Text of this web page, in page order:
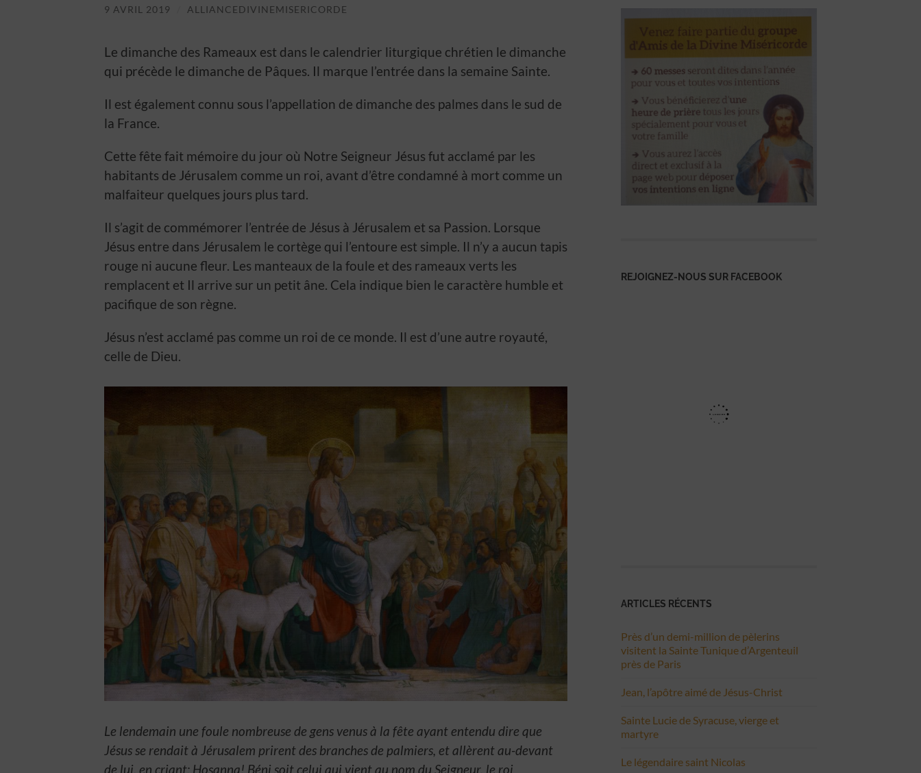
9 AVRIL 2019 ALLIANCEDIVINEMISERICORDE
Le dimanche des Rameaux est dans le calendrier liturgique chrétien le dimanche
qui précède le dimanche de Pâques. Il marque l’entrée dans la semaine Sainte.
Il est également connu sous l’appellation de dimanche des palmes dans le sud de
la France.
Cette fête fait mémoire du jour où Notre Seigneur Jésus fut acclamé par les
habitants de Jérusalem comme un roi, avant d’être condamné à mort comme un
malfaiteur quelques jours plus tard.
Il s’agit de commémorer l’entrée de Jésus à Jérusalem et sa Passion. Lorsque
Jésus entre dans Jérusalem le cortège qui l’entoure est simple. Il n’y a aucun tapis
rouge ni aucune fleur. Les manteaux de la foule et des rameaux verts les
remplacent et Il arrive sur un petit âne. Cela indique bien le caractère humble et
pacifique de son règne.
Jésus n’est acclamé pas comme un roi de ce monde. Il est d’une autre royauté,
celle de Dieu.
Le lendemain une foule nombreuse de gens venus à la fête ayant entendu dire que
Jésus se rendait à Jérusalem prirent des branches de palmiers, et allèrent au-devant
de lui, en criant: Hosanna! Béni soit celui qui vient au nom du Seigneur, le roi
REJOIGNEZ-NOUS SUR FACEBOOK
ARTICLES RÉCENTS
Près d’un demi-million de pèlerins
visitent la Sainte Tunique d’Argenteuil
près de Paris
Jean, l’apôtre aimé de Jésus-Christ
Sainte Lucie de Syracuse, vierge et
martyre
Le légendaire saint Nicolas